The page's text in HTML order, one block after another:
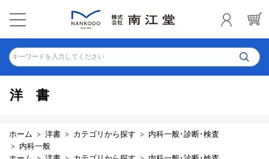
キーワードを入力してください
洋書
ホーム 洋書 カテゴリから探す
内科一般･診断･検査
内科一般